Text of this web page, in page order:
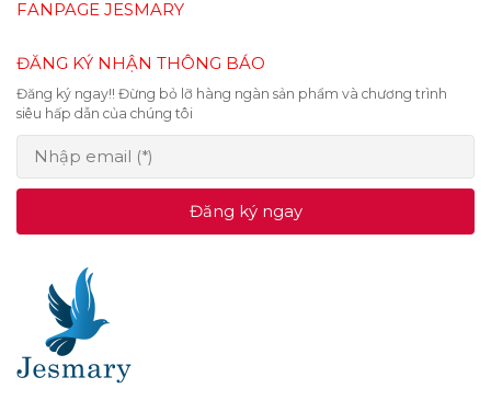
FANPAGE JESMARY
ĐĂNG KÝ NHẬN THÔNG BÁO
Đăng ký ngay!! Đừng bỏ lỡ hàng ngàn sản phẩm và chương trình
siêu hấp dẫn của chúng tôi
Đăng ký ngay